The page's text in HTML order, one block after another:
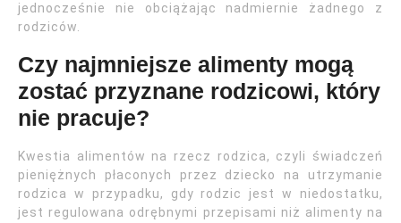
jednocześnie nie obciążając nadmiernie żadnego z
rodziców.
Czy najmniejsze alimenty mogą
zostać przyznane rodzicowi, który
nie pracuje?
Kwestia alimentów na rzecz rodzica, czyli świadczeń
pieniężnych płaconych przez dziecko na utrzymanie
rodzica w przypadku, gdy rodzic jest w niedostatku,
jest regulowana odrębnymi przepisami niż alimenty na